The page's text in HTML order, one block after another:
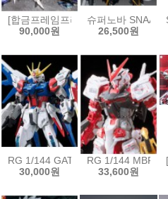
[합금프레임프라모델]모터뉴클리어
90,000원
슈퍼노바 SNAA
26,500원
RG 1/144 GAT-X105B/FP 빌드스
30,000원
RG 1/144 MBF-
33,600원